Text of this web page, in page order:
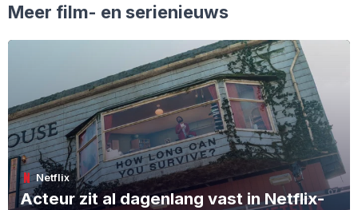
Meer film- en serienieuws
Netflix
Acteur zit al dagenlang vast in Netflix-